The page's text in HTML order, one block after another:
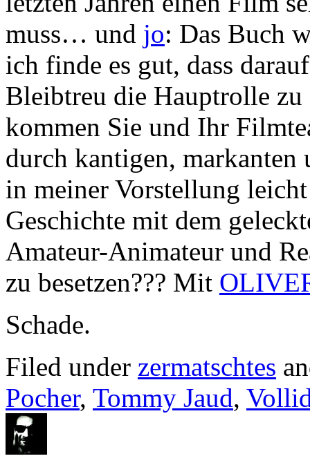
muss… und jo: Das Buch
ich finde es gut, dass
Bleibtreu die Hauptrolle zu
kommen Sie und Ihr
durch kantigen, markanten
in meiner Vorstellung
Geschichte mit dem
Amateur-Animateur und
zu besetzen??? Mit
Schade.
Filed under zermatschtes
Pocher, Tommy Jaud,